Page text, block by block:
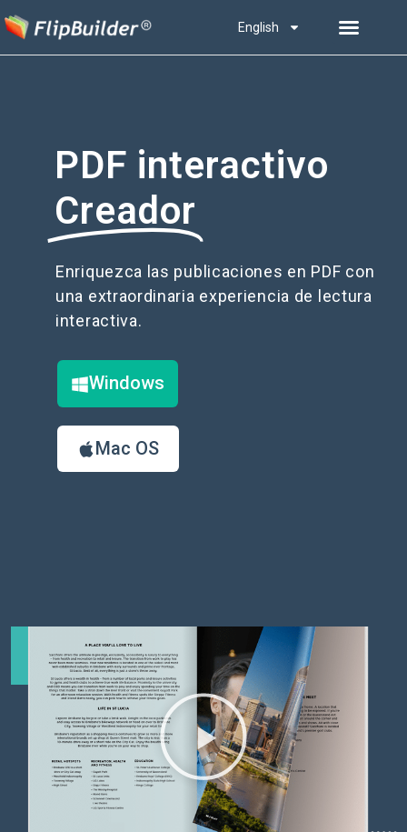
English
PDF interactivo
Creador
Enriquezca las publicaciones en PDF con
una extraordinaria experiencia de lectura
interactiva.
Windows
Mac OS